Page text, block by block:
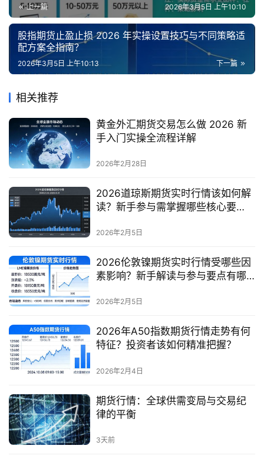
上一篇 2026年3月5日 上午10:10
股指期货止盈止损 2026 年实操设置技巧与不同策略适
配方案全指南？
下一篇
2026年3月5日 上午10:13
相关推荐
黄金外汇期货交易怎么做 2026 新
手入门实操全流程详解
2026年2月28日
2026道琼斯期货实时行情该如何解
读？新手参与需掌握哪些核心要
2026年2月5日
2026伦敦镍期货实时行情受哪些因
素影响？新手解读与参与要点有哪
2026年2月5日
2026年A50指数期货行情走势有何
特征？投资者该如何精准把握？
2026年2月4日
期货行情：全球供需变局与交易纪
律的平衡
3天前